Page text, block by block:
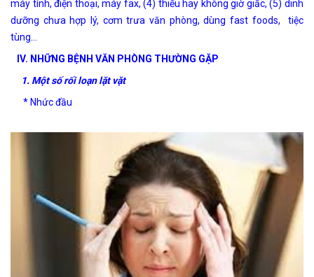
máy tính, điện thoại, máy fax, (4) thiếu hay không giờ giấc, (5) dinh
dưỡng chưa hợp lý, cơm trưa văn phòng, dùng fast foods, tiệc
tùng…
IV. NHỮNG BỆNH VĂN PHÒNG THƯỜNG GẶP
1. Một số rối loạn lặt vặt
* Nhức đầu